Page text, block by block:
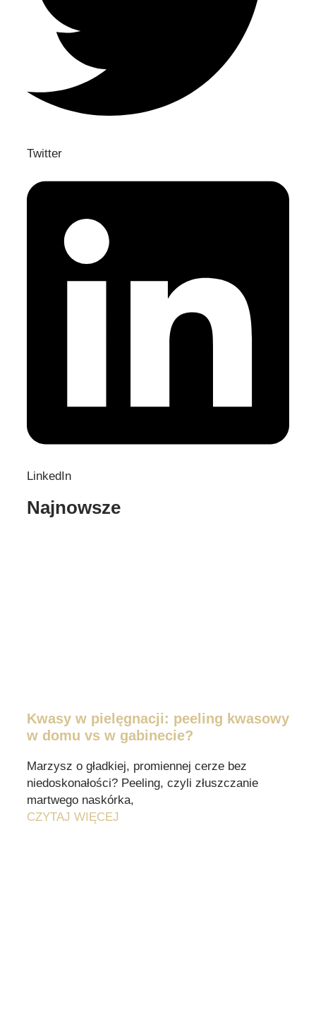
Twitter
LinkedIn
Najnowsze
Kwasy w pielęgnacji: peeling kwasowy
w domu vs w gabinecie?
Marzysz o gładkiej, promiennej cerze bez
niedoskonałości? Peeling, czyli złuszczanie
martwego naskórka,
CZYTAJ WIĘCEJ